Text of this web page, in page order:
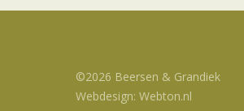
©2026 Beersen & Grandiek
Webdesign: Webton.nl